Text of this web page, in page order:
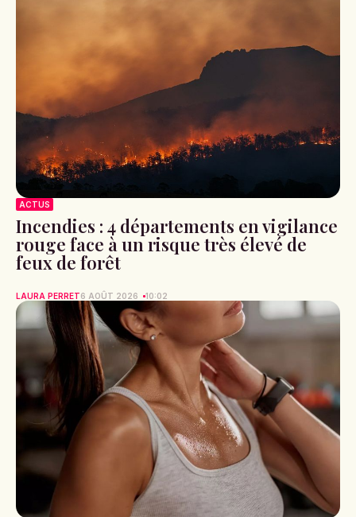
ACTUS
Incendies : 4 départements en vigilance
rouge face à un risque très élevé de
feux de forêt
LAURA PERRET6 AOÛT 2026 10:02